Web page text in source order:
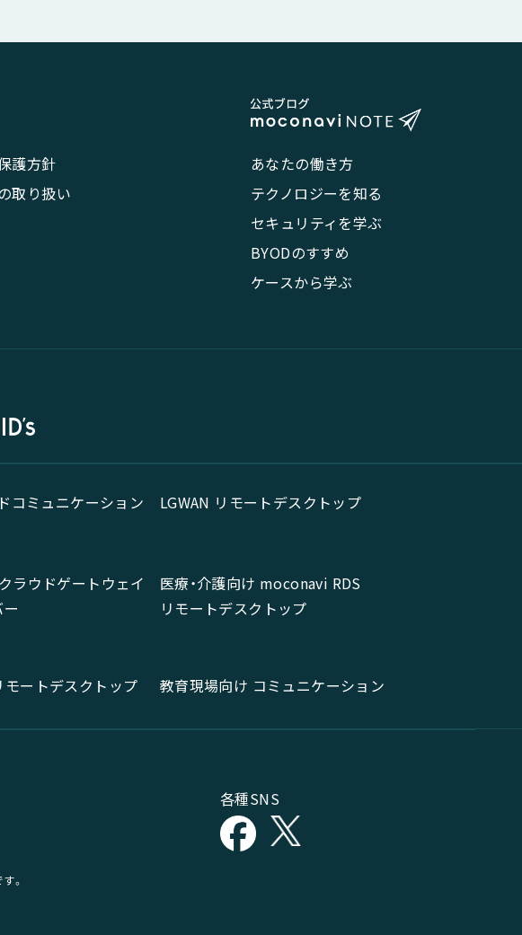
護方針
取り扱い
あなたの働き方
テクノロジーを知る
セキュリティを学ぶ
BYODのすすめ
ケースから学ぶ
コミュニケーション LGWAN リモートデスクトップ
ラウドゲートウェイ
医療・介護向け moconavi RDS
リモートデスクトップ
ートデスクトップ 教育現場向け コミュニケーション
。
各種SNS